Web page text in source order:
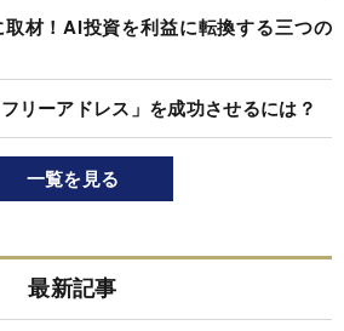
材！AI投資を利益に転換する三つの
リーアドレス」を成功させるには？
一覧を見る
最新記事